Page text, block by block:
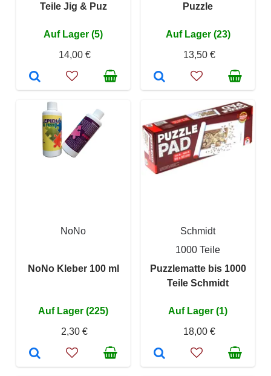
Teile Jig & Puz
Auf Lager (5)
14,00 €
Puzzle
Auf Lager (23)
13,50 €
NoNo
NoNo Kleber 100 ml
Auf Lager (225)
2,30 €
Schmidt
1000 Teile
Puzzlematte bis 1000
Teile Schmidt
Auf Lager (1)
18,00 €